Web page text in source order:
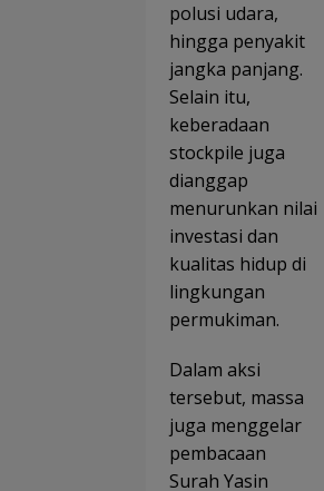
polusi udara,
hingga penyakit
jangka panjang.
Selain itu,
keberadaan
stockpile juga
dianggap
menurunkan nilai
investasi dan
kualitas hidup di
lingkungan
permukiman.
Dalam aksi
tersebut, massa
juga menggelar
pembacaan
Surah Yasin